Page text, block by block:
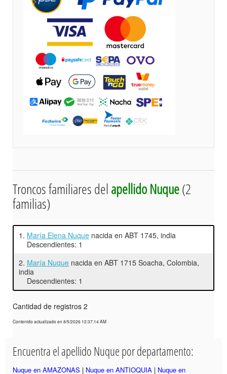
Troncos familiares delapellido Nuque(2
familias)
1. María Elena Nuque nacida en ABT 1745, india
Descendientes: 1
2. María Nuque nacida en ABT 1715 Soacha, Colombia,
india
Descendientes: 1
Cantidad de registros 2
Contenido actualizado en 8/5/2026 12:37:14 AM
Encuentra el apellido Nuque por departamento:
Nuque en AMAZONAS | Nuque en ANTIOQUIA | Nuque en